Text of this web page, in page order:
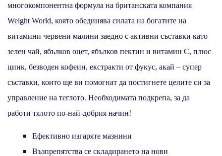
многокомпонентна формула на британската компания
Weight World, която обединява силата на богатите на
витамини червени малини заедно с активни съставки като
зелен чай, ябълков оцет, ябълков пектин и витамин С, плюс
цинк, безводен кофеин, екстракти от фукус, акай – супер
съставки, които ще ви помогнат да постигнете целите си за
управление на теглото. Необходимата подкрепа, за да
работи тялото по-най-добрия начин!
Ефективно изгаряте мазнини
Възпрепятства се складирането на нови